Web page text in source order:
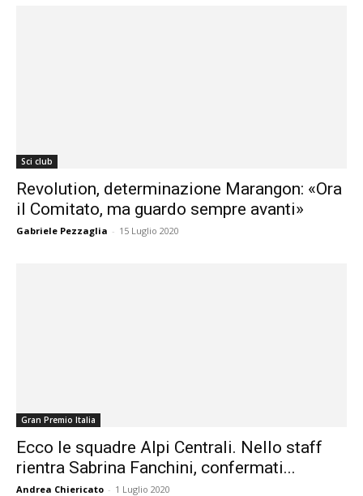
Sci club
Revolution, determinazione Marangon: «Ora
il Comitato, ma guardo sempre avanti»
Gabriele Pezzaglia - 15 Luglio 2020
Gran Premio Italia
Ecco le squadre Alpi Centrali. Nello staff
rientra Sabrina Fanchini, confermati...
Andrea Chiericato - 1 Luglio 2020